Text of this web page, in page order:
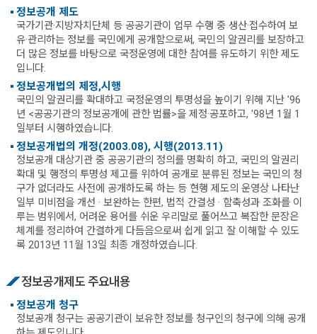
정보공개 제도
국가기관·지방자치단체 등 공공기관이 업무 수행 중 생산·접수하여 보
유·관리하는 정보를 국민에게 공개함으로써, 국민의 알권리를 보장하고
더 많은 정보를 바탕으로 국정운영에 대한 참여를 유도하기 위한 제도
입니다.
정보공개법의 제정,시행
국민의 알권리를 확대하고 국정운영의 투명성을 높이기 위해 지난 '96
년 <공공기관의 정보공개에 관한 법률>을 제정·공포하고, '98년 1월 1
일부터 시행하였습니다.
정보공개법의 개정(2003.08), 시행(2013.11)
정보공개 대상기관 중 공공기관의 정의를 명확히 하고, 국민의 알권리
확대 및 행정의 투명성 제고를 위하여 공개로 분류된 정보는 국민의 청
구가 없더라도 사전에 공개하도록 하는 등 현행 제도의 운영상 나타난
일부 미비점을 개선 · 보완하는 한편, 법적 간결성 · 함축성과 조화를 이
루는 범위에서, 어려운 용어를 쉬운 우리말로 풀어쓰고 복잡한 문장은
체계를 정리하여 간결하게 다듬음으로써 쉽게 읽고 잘 이해할 수 있도
록 2013년 11월 13일 최종 개정하였습니다.
정보공개제도 주요내용
정보공개 청구
정보공개 청구는 공공기관이 보유한 정보를 청구인의 청구에 의해 공개